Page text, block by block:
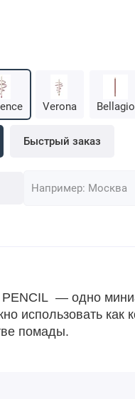
Verona Bellagio
Быстрый заказ
— одно
использовать как
помады.